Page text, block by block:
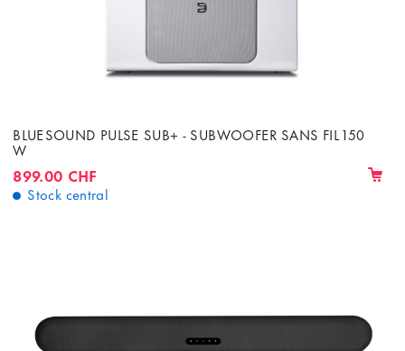
BLUESOUND PULSE SUB+ - SUBWOOFER SANS FIL 150
W
899.00 CHF
Stock central